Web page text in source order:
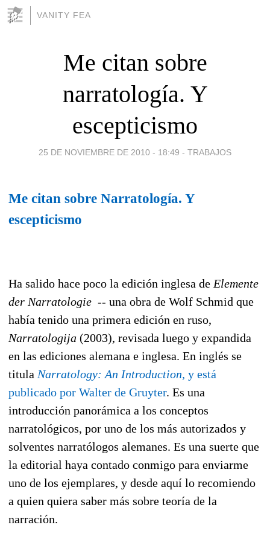
VANITY FEA
Me citan sobre
narratología. Y
escepticismo
25 DE NOVIEMBRE DE 2010 - 18:49 - TRABAJOS
Me citan sobre Narratología. Y
escepticismo
Ha salido hace poco la edición inglesa de Elemente
der Narratologie -- una obra de Wolf Schmid que
había tenido una primera edición en ruso,
Narratologija (2003), revisada luego y expandida
en las ediciones alemana e inglesa. En inglés se
titula Narratology: An Introduction, y está
publicado por Walter de Gruyter. Es una
introducción panorámica a los conceptos
narratológicos, por uno de los más autorizados y
solventes narratólogos alemanes. Es una suerte que
la editorial haya contado conmigo para enviarme
uno de los ejemplares, y desde aquí lo recomiendo
a quien quiera saber más sobre teoría de la
narración.